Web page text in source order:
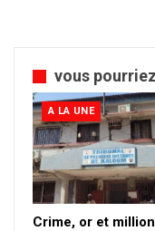
vous
A LA UNE
Crime, or et